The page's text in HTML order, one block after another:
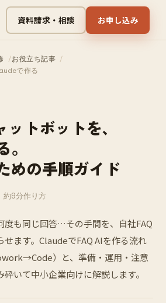
資料請求・相談 お申し込み
お役立ち記事
で作る
ットボットを、
めの手順ガイド
9分作り方
度も同じ回答…その手間を、自社FAQ
せます。ClaudeでFAQ AIを作る流れ
）と、準備・運用・注意
いて中小企業向けに解説します。